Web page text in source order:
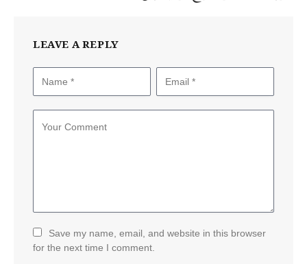
LEAVE A REPLY
Save my name, email, and website in this browser
for the next time I comment.